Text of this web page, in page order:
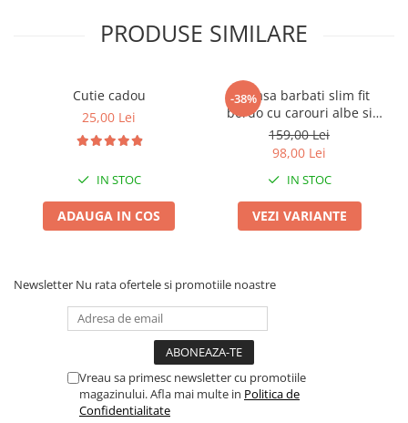
PRODUSE SIMILARE
Cutie cadou
25,00 Lei
IN STOC
ADAUGA IN COS
-38%
Camasa barbati slim fit
bordo cu carouri albe si
bleumarin
159,00 Lei
98,00 Lei
IN STOC
VEZI VARIANTE
Newsletter Nu rata ofertele si promotiile noastre
Vreau sa primesc newsletter cu promotiile
magazinului. Afla mai multe in Politica de
Confidentialitate